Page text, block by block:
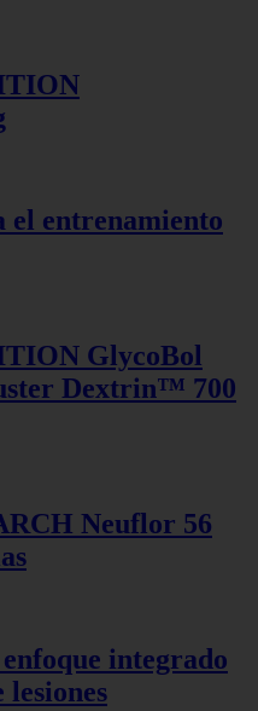
el entrenamiento
GlycoBol
Dextrin™ 700
Neuflor 56
integrado